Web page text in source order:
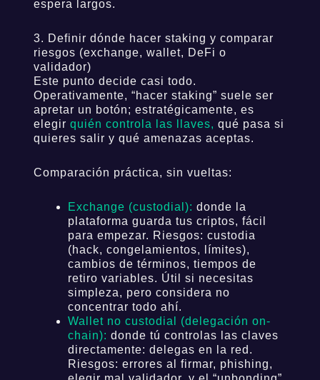
espera largos.
3. Definir dónde hacer staking y comparar
riesgos (exchange, wallet, DeFi o
validador)
Este punto decide casi todo.
Operativamente, “hacer staking” suele ser
apretar un botón; estratégicamente, es
elegir quién controla las llaves, qué pasa si
quieres salir y qué amenazas aceptas.
Comparación práctica, sin vueltas:
Exchange (custodial): donde la
plataforma guarda tus criptos, fácil
para empezar. Riesgos: custodia
(hack, congelamientos, límites),
cambios de términos, tiempos de
retiro variables. Útil si necesitas
simpleza, pero considera no
concentrar todo ahí.
Wallet no custodial (delegación on-
chain): donde tú controlas las claves
directamente: delegas en la red.
Riesgos: errores al firmar, phishing,